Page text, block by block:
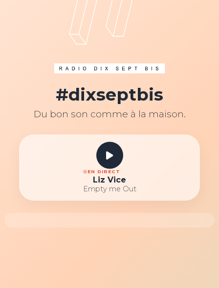
#dixseptbis
Du bon son comme à la maison.
EN DIRECT
Liz Vice
Empty me Out